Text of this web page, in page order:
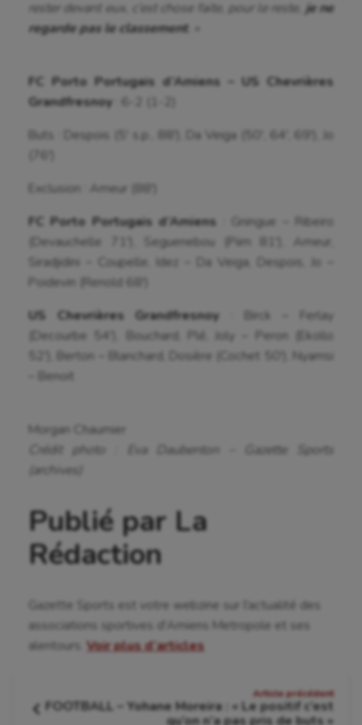
Triathlon
Wakeboard
Water-polo
rester devant eux, c’est chose faite, pour le reste, je ne
regarde pas le classement. »
FC Porto Portugais d’Amiens – US Chevrières
Grandfresnoy
Buts : Despois (5′ s.p., 88′), Da Veiga (50′, 64′, 69′), Jo
Exclusion : Ameur (88′)
FC Porto Portugais d’Amiens : Gningue – Ribeiro
(Devauchelle 71′), Seguenebou (Piim 81′), Ameur,
Siradjidini – Coupelle, Idez – Da Veiga, Despois, Jo –
Poidevin (Renold 68′)
US Chevrières Grandfresnoy : Birck – Ferlay
(Decourbe 54′), Bouchard, Plé, Joly – Peron (Ekollo
52′), Berton – Blanchard, Dosière (Cochet 50′), Nyamsi
– Benoit
Morgan Chaumier
Crédit photo : Eva Daubenton – Gazette Sports
(archives)
Publié par La
Rédaction
Gazette Sports est votre webzine sur l'actualité des
associations sportives d'Amiens Metropole et ses
alentours. Voir plus d’articles
Article
Article précédent
FOOTBALL – Yohane Moreira : « Le positif c’est
qu’on n’a pas pris de buts »